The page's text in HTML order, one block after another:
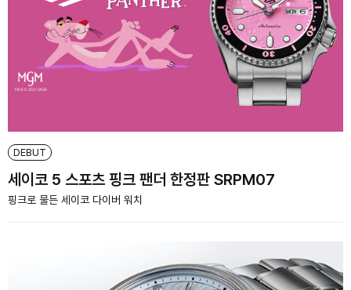
DEBUT
세이코 5 스포츠 핑크 팬더 한정판 SRPM07
핑크로 물든 세이코 다이버 워치